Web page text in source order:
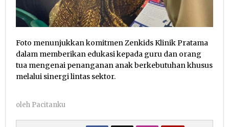
Foto menunjukkan komitmen Zenkids Klinik Pratama
dalam memberikan edukasi kepada guru dan orang
tua mengenai penanganan anak berkebutuhan khusus
melalui sinergi lintas sektor.
oleh Pacitanku